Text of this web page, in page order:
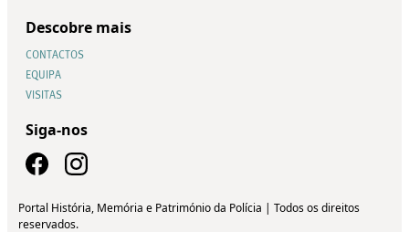
Descobre mais
CONTACTOS
EQUIPA
VISITAS
Siga-nos
Portal História, Memória e Património da Polícia | Todos os direitos
reservados.